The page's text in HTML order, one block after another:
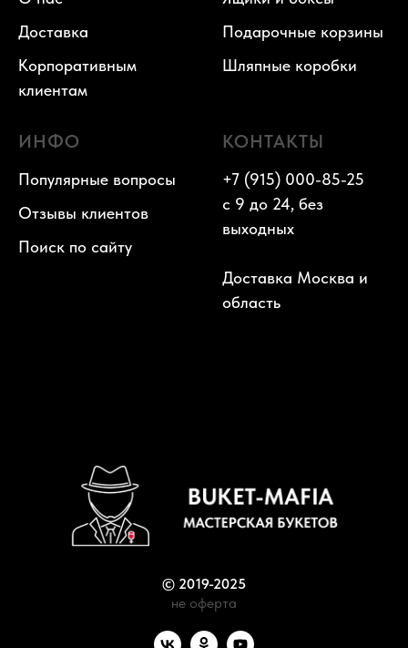
Доставка
Корпоративным
клиентам
Подарочные корзины
Шляпные коробки
ИНФО
Популярные вопросы
Отзывы клиентов
Поиск по сайту
КОНТАКТЫ
+7 (915) 000-85-25
с 9 до 24, без
выходных
Доставка Москва и
область
© 2019-2025
не оферта